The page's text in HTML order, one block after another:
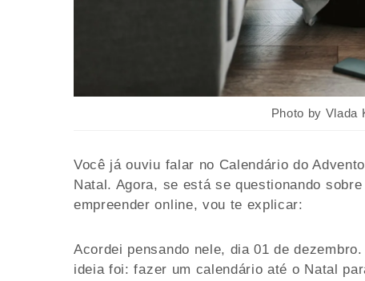
Photo by Vlada
Você já ouviu falar no Calendário do
Natal. Agora, se está se questionando
empreender online, vou te explicar:
Acordei pensando nele, dia 01 de
ideia foi: fazer um calendário até o Natal